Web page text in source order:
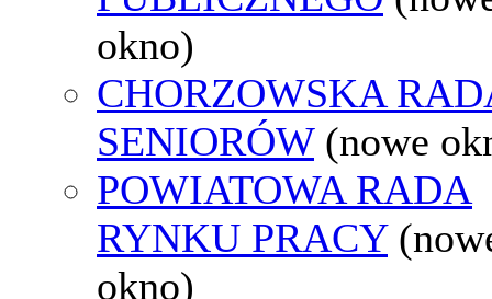
okno)
CHORZOWSKA
SENIORÓW (nowe
POWIATOWA RADA
RYNKU PRACY
okno)